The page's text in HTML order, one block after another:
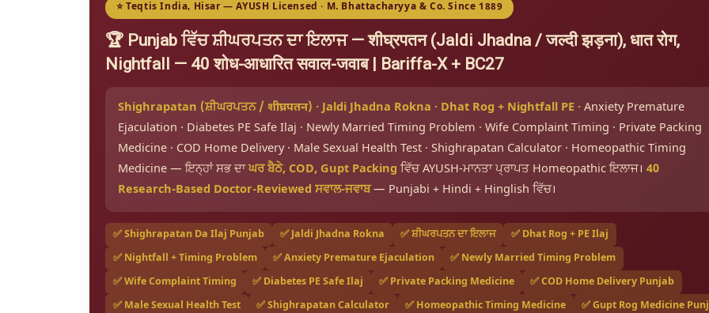
⭐ Teqtis India, Hisar — AYUSH Licensed · M. Bhattacharyya & Co. Since 1889
🏆 Punjab ਵਿੱਚ ਸ਼ੀਘਰਪਤਨ ਦਾ ਇਲਾਜ — शीघ्रपतन (Jaldi Jhadna / जल्दी झड़ना), धात रोग,
Nightfall — 40 शोध-आधारित सवाल-जवाब | Bariffa-X + BC27
Shighrapatan (ਸ਼ੀਘਰਪਤਨ / शीघ्रपतन) · Jaldi Jhadna Rokna · Dhat Rog + Nightfall PE · Anxiety Premature
Ejaculation · Diabetes PE Safe Ilaj · Newly Married Timing Problem · Wife Complaint Timing · Private Packing
Medicine · COD Home Delivery · Male Sexual Health Test · Shighrapatan Calculator · Homeopathic Timing
Medicine — ਇਨ੍ਹਾਂ ਸਭ ਦਾਘਰ ਬੈਠੇ, COD, Gupt Packing ਵਿੱਚ AYUSH-ਮਾਨਤਾ ਪ੍ਰਾਪਤ Homeopathic ਇਲਾਜ। 40
Research-Based Doctor-Reviewed ਸਵਾਲ-ਜਵਾਬ— Punjabi + Hindi + Hinglish ਵਿੱਚ।
✅ Shighrapatan Da Ilaj Punjab ✅ Jaldi Jhadna Rokna ✅ ਸ਼ੀਘਰਪਤਨ ਦਾ ਇਲਾਜ
✅ Dhat Rog + PE Ilaj
✅ Nightfall + Timing Problem
✅ Anxiety Premature Ejaculation
✅ Newly Married Timing Problem
✅ Wife Complaint Timing
✅ Diabetes PE Safe Ilaj ✅ Private Packing Medicine
✅ COD Home Delivery Punjab
✅ Male Sexual Health Test
✅ Shighrapatan Calculator ✅ Homeopathic Timing Medicine ✅ Gupt Rog Medicine